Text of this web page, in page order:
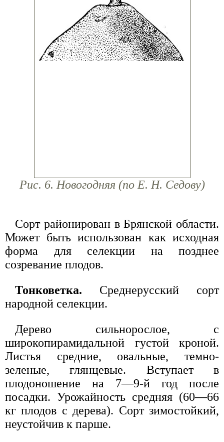
Рис. 6. Новогодняя (по Е. Н. Седову)
Сорт районирован в Брянской области.
Может быть использован как исходная
форма для селекции на позднее
созревание плодов.
Тонковетка. Среднерусский сорт
народной селекции.
Дерево сильнорослое, с
широкопирамидальной густой кроной.
Листья средние, овальные, темно-
зеленые, глянцевые. Вступает в
плодоношение на 7—9-й год после
посадки. Урожайность средняя (60—66
кг плодов с дерева). Сорт зимостойкий,
неустойчив к парше.